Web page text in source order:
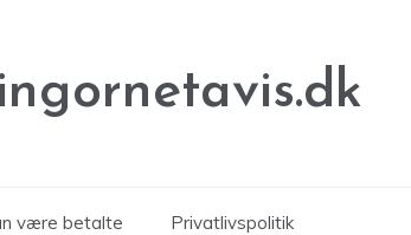
være betalte Privatlivspolitik